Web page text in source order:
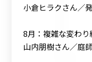
小倉ヒラクさん／
8月：複雑な変わ
山内朋樹さん／庭